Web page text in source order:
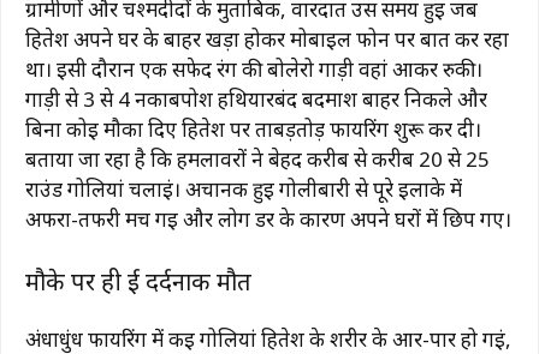
ग्रामीणों और चश्मदीदों के मुताबिक, वारदात उस समय हुई जब
हितेश अपने घर के बाहर खड़ा होकर मोबाइल फोन पर बात कर रहा
था। इसी दौरान एक सफेद रंग की बोलेरो गाड़ी वहां आकर रुकी।
गाड़ी से 3 से 4 नकाबपोश हथियारबंद बदमाश बाहर निकले और
बिना कोई मौका दिए हितेश पर ताबड़तोड़ फायरिंग शुरू कर दी।
बताया जा रहा है कि हमलावरों ने बेहद करीब से करीब 20 से 25
राउंड गोलियां चलाईं। अचानक हुई गोलीबारी से पूरे इलाके में
अफरा-तफरी मच गई और लोग डर के कारण अपने घरों में छिप गए।
मौके पर ही हुई दर्दनाक मौत
अंधाधुंध फायरिंग में कई गोलियां हितेश के शरीर के आर-पार हो गईं,